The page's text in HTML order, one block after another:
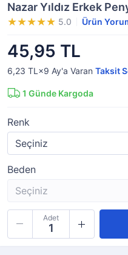
Nazar Yıldız Erkek
5.0 Ürün
45,95 TL
6,23 TL×9 Ay'a Varan Taksit
1 Günde Kargoda
Renk
Beden
Adet